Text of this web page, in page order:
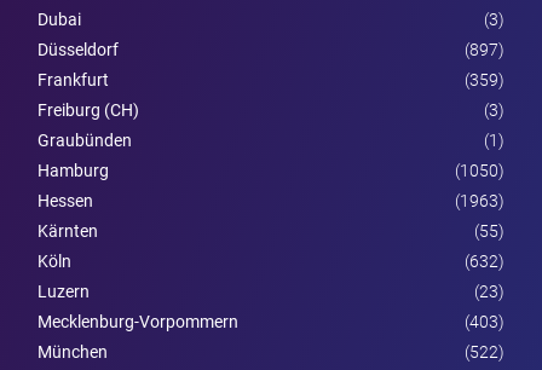
Dubai
(3)
Düsseldorf
(897)
Frankfurt
(359)
Freiburg (CH)
(3)
Graubünden
(1)
Hamburg
(1050)
Hessen
(1963)
Kärnten
(55)
Köln
(632)
Luzern
(23)
Mecklenburg-Vorpommern
(403)
München
(522)